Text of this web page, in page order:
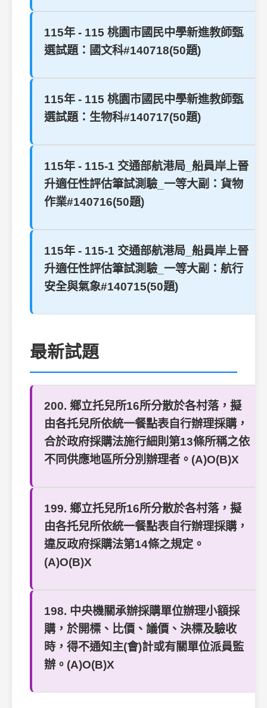
115年 - 115 桃園市國民中學新進教師甄
選試題：國文科#140718(50題)
115年 - 115 桃園市國民中學新進教師甄
選試題：生物科#140717(50題)
115年 - 115-1 交通部航港局_船員岸上晉
升適任性評估筆試測驗_一等大副：貨物
作業#140716(50題)
115年 - 115-1 交通部航港局_船員岸上晉
升適任性評估筆試測驗_一等大副：航行
安全與氣象#140715(50題)
最新試題
200. 鄉立托兒所16所分散於各村落，擬
由各托兒所依統一餐點表自行辦理採購，
合於政府採購法施行細則第13條所稱之依
不同供應地區所分別辦理者。(A)O(B)X
199. 鄉立托兒所16所分散於各村落，擬
由各托兒所依統一餐點表自行辦理採購，
違反政府採購法第14條之規定。
(A)O(B)X
198. 中央機關承辦採購單位辦理小額採
購，於開標、比價、議價、決標及驗收
時，得不通知主(會)計或有關單位派員監
辦。(A)O(B)X